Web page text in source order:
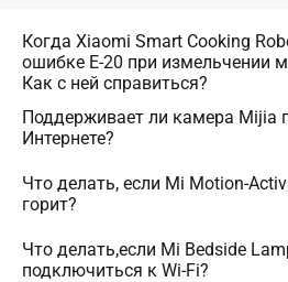
Когда Xiaomi Smart Cooking
ошибке E-20 при измельчении
Как с ней справиться?
Поддерживает ли камера Mijia
Интернете?
Что делать, если Mi Motion-
горит?
Что делать,если Mi Bedside
подключиться к Wi-Fi?